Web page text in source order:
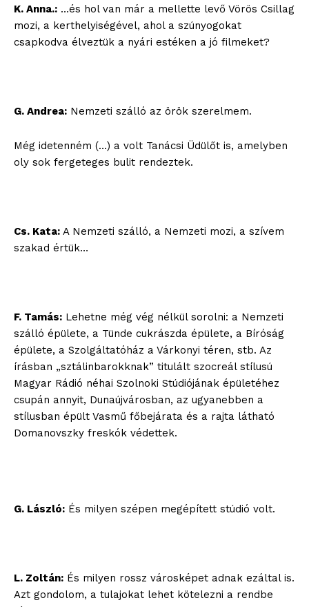
K. Anna.: …és hol van már a mellette levő Vörös Csillag
mozi, a kerthelyiségével, ahol a szúnyogokat
csapkodva élveztük a nyári estéken a jó filmeket?
G. Andrea: Nemzeti szálló az örök szerelmem.
Még idetenném (…) a volt Tanácsi Üdülőt is, amelyben
oly sok fergeteges bulit rendeztek.
Cs. Kata: A Nemzeti szálló, a Nemzeti mozi, a szívem
szakad értük…
F. Tamás: Lehetne még vég nélkül sorolni: a Nemzeti
szálló épülete, a Tünde cukrászda épülete, a Bíróság
épülete, a Szolgáltatóház a Várkonyi téren, stb. Az
írásban „sztálinbarokknak” titulált szocreál stílusú
Magyar Rádió néhai Szolnoki Stúdiójának épületéhez
csupán annyit, Dunaújvárosban, az ugyanebben a
stílusban épült Vasmű főbejárata és a rajta látható
Domanovszky freskók védettek.
G. László: És milyen szépen megépített stúdió volt.
L. Zoltán: És milyen rossz városképet adnak ezáltal is.
Azt gondolom, a tulajokat lehet kötelezni a rendbe